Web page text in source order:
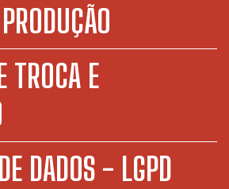
TROCA E
DADOS - LGPD